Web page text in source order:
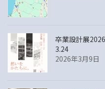
卒業設計展
3.24
2026年3月9日